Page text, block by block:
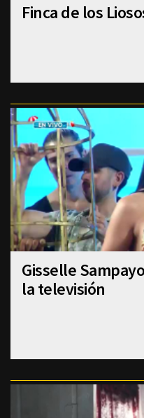
Finca de los
Gisselle
la televisión